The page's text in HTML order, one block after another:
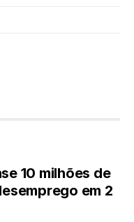
10 milhões de
em 2